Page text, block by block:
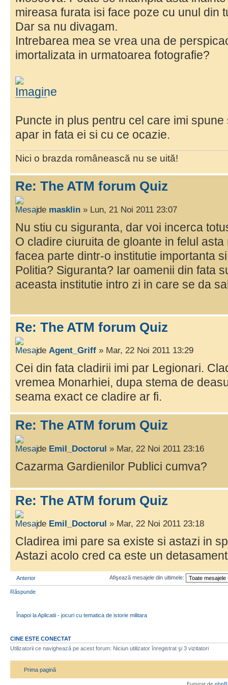
mireasa furata isi face poze cu unul din
Dar sa nu divagam.
Intrebarea mea se vrea una de
imortalizata in urmatoarea fotografie?
Puncte in plus pentru cel care imi
apar in fata ei si cu ce ocazie.
Nici o brazda românească nu se uită!
Re: The ATM forum Quiz
de masklin » Lun, 21 Noi 2011 23:07
Nu stiu cu siguranta, dar voi incerca
O cladire ciuruita de gloante in felul
facea parte dintr-o institutie importanta
Politia? Siguranta? Iar oamenii din fata
aceasta institutie intro zi in care se da
Re: The ATM forum Quiz
de Agent_Griff » Mar, 22 Noi 2011 13:29
Cei din fata cladirii imi par Legionari.
vremea Monarhiei, dupa stema de
seama exact ce cladire ar fi.
Re: The ATM forum Quiz
de Emil_Doctorul » Mar, 22 Noi 2011 23:16
Cazarma Gardienilor Publici cumva?
Re: The ATM forum Quiz
de Emil_Doctorul » Mar, 22 Noi 2011 23:18
Cladirea imi pare sa existe si astazi in
Astazi acolo cred ca este un
Anterior Afişează mesajele din ultimele:
Răspunde
Înapoi la Aplicatii - jocuri cu tematica de istorie militara
CINE ESTE CONECTAT
Utilizatorii ce navighează pe acest forum: Niciun utilizator înregistrat şi 3 vizitatori
Prima pagină
Furnizat de